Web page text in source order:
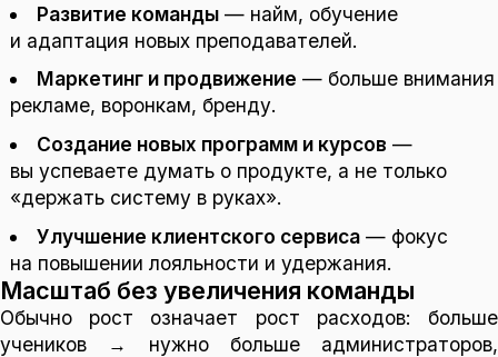
Развитие команды— найм, обучение
и адаптация новых преподавателей.
Маркетинг и продвижение — больше внимания
рекламе, воронкам, бренду.
Создание новых программ и курсов —
вы успеваете думать о продукте, а не только
«держать систему в руках».
Улучшение клиентского сервиса— фокус
на повышении лояльности и удержания.
Масштаб без увеличения команды
Обычно рост означает рост расходов: больше
учеников → нужно больше администраторов,